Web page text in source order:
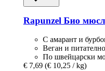
Rapunzel Био
С амарант и
Веган и питателно
По швейцарски
€ 7,69 (€ 10,25 / kg)